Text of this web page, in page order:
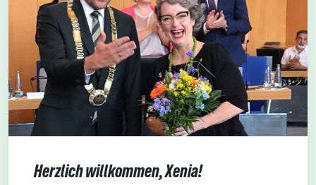
Herzlich willkommen, Xenia!